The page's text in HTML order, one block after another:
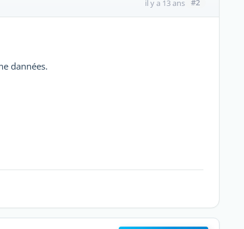
il y a 13 ans #2
dannées.